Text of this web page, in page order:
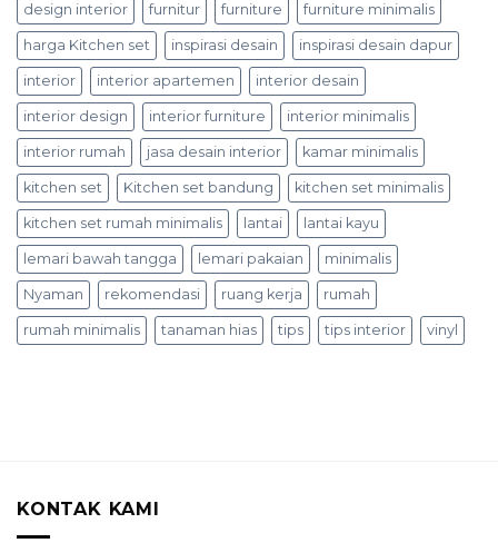
design interior furnitur furniture furniture minimalis
harga Kitchen set inspirasi desain inspirasi desain dapur
interior interior apartemen interior desain
interior design interior furniture interior minimalis
interior rumah jasa desain interior kamar minimalis
kitchen set Kitchen set bandung kitchen set minimalis
kitchen set rumah minimalis lantai lantai kayu
lemari bawah tangga lemari pakaian minimalis
Nyaman rekomendasi ruang kerja rumah
rumah minimalis tanaman hias tips tips interior vinyl
KONTAK KAMI